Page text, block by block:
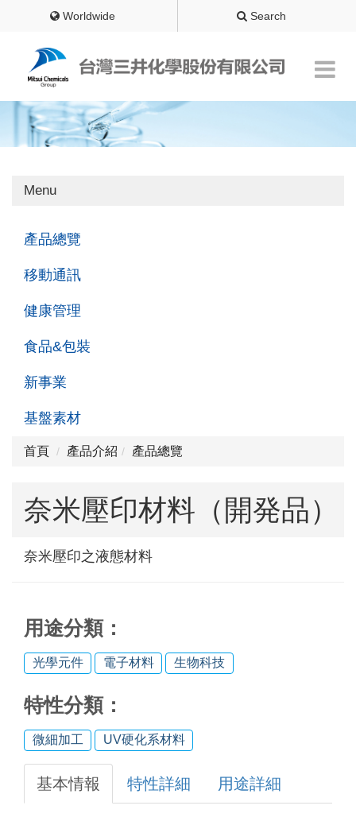
Worldwide Search
Menu
產品總覽
移動通訊
健康管理
食品&包裝
新事業
基盤素材
首頁 產品介紹 產品總覽
奈米壓印材料（開発品）
奈米壓印之液態材料
用途分類：
光學元件 電子材料 生物科技
特性分類：
微細加工 UV硬化系材料
基本情報 特性詳細 用途詳細